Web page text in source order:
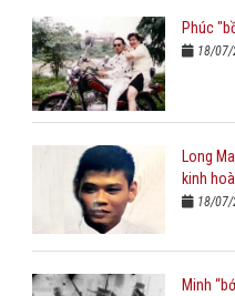
Phúc
18/07/
Long
kinh
18/07/
Minh